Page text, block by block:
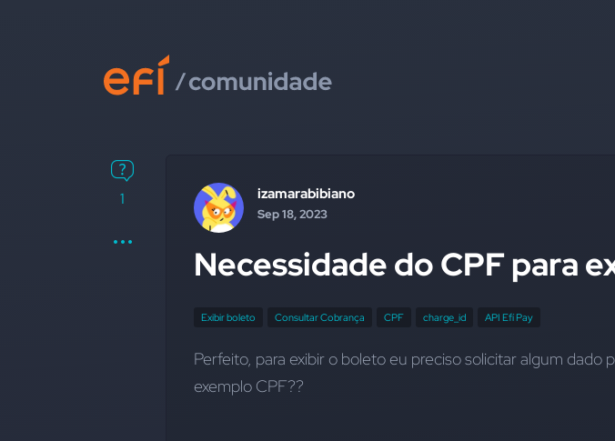
1 izamarabibiano
Sep 18, 2023
Necessidade do CPF para
Exibir boleto Consultar Cobrança CPF charge_id API Efí Pay
Perfeito, para exibir o boleto eu preciso solicitar algum dado
exemplo CPF??